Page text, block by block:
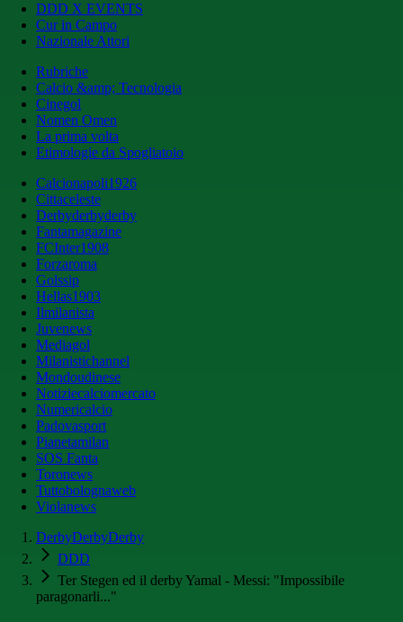
DDD X EVENTS
Cur in Campo
Nazionale Attori
Rubriche
Calcio &amp; Tecnologia
Cinegol
Nomen Omen
La prima volta
Etimologie da Spogliatoio
Calcionapoli1926
Cittaceleste
Derbyderbyderby
Fantamagazine
FCInter1908
Forzaroma
Golssip
Hellas1903
Ilmilanista
Juvenews
Mediagol
Milanistichannel
Mondoudinese
Notiziecalciomercato
Numericalcio
Padovasport
Pianetamilan
SOS Fanta
Toronews
Tuttobolognaweb
Violanews
DerbyDerbyDerby
DDD
Ter Stegen ed il derby Yamal - Messi: "Impossibile
paragonarli..."